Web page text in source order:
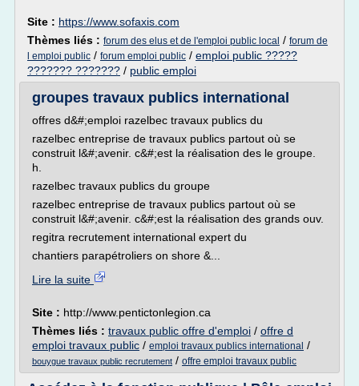
Site : https://www.sofaxis.com
Thèmes liés : forum des elus et de l'emploi public local / forum de
l emploi public / forum emploi public / emploi public ?????
??????? ??????? / public emploi
groupes travaux publics international
offres d&#;emploi razelbec travaux publics du
razelbec entreprise de travaux publics partout où se
construit l&#;avenir. c&#;est la réalisation des le groupe.
h.
razelbec travaux publics du groupe
razelbec entreprise de travaux publics partout où se
construit l&#;avenir. c&#;est la réalisation des grands ouv.
regitra recrutement international expert du
chantiers parapétroliers on shore &...
Lire la suite
Site : http://www.pentictonlegion.ca
Thèmes liés : travaux public offre d'emploi / offre d
emploi travaux public / emploi travaux publics international /
bouygue travaux public recrutement / offre emploi travaux public